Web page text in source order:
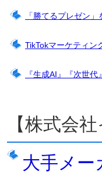
「勝てるプレゼン
TikTokマーケティン
『生成AI』『次世
【株式会
大手メー